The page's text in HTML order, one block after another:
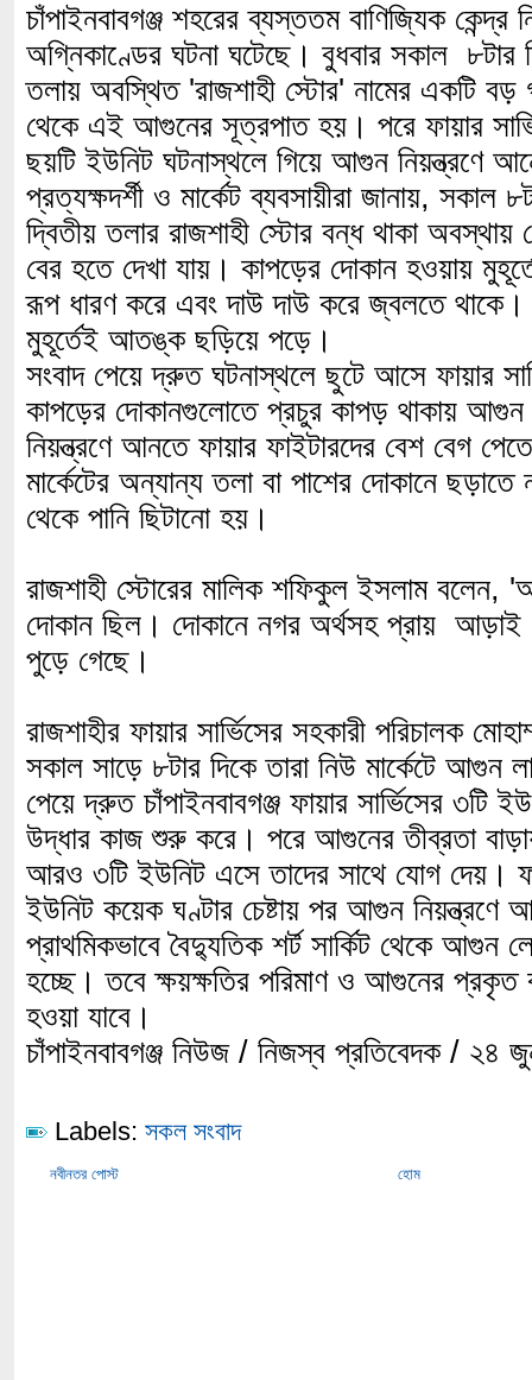
চাঁপাইনবাবগঞ্জ শহরের ব্যস্ততম বাণিজ্যিক কেন্দ্র
অগ্নিকাণ্ডের ঘটনা ঘটেছে। বুধবার সকাল ৮টার
তলায় অবস্থিত 'রাজশাহী স্টোর' নামের একটি বড়
থেকে এই আগুনের সূত্রপাত হয়। পরে ফায়ার
ছয়টি ইউনিট ঘটনাস্থলে গিয়ে আগুন নিয়ন্ত্রণে
প্রত্যক্ষদর্শী ও মার্কেট ব্যবসায়ীরা জানায়, সকাল
দ্বিতীয় তলার রাজশাহী স্টোর বন্ধ থাকা
বের হতে দেখা যায়। কাপড়ের দোকান হওয়ায়
রূপ ধারণ করে এবং দাউ দাউ করে জ্বলতে থাকে।
মুহূর্তেই আতঙ্ক ছড়িয়ে পড়ে।
সংবাদ পেয়ে দ্রুত ঘটনাস্থলে ছুটে আসে ফায়ার
কাপড়ের দোকানগুলোতে প্রচুর কাপড় থাকায়
নিয়ন্ত্রণে আনতে ফায়ার ফাইটারদের বেশ বেগ
মার্কেটের অন্যান্য তলা বা পাশের দোকানে ছড়াতে
থেকে পানি ছিটানো হয়।
রাজশাহী স্টোরের মালিক শফিকুল ইসলাম বলেন,
দোকান ছিল। দোকানে নগর অর্থসহ প্রায় আড়াই
পুড়ে গেছে।
রাজশাহীর ফায়ার সার্ভিসের সহকারী পরিচালক
সকাল সাড়ে ৮টার দিকে তারা নিউ মার্কেটে আগুন
পেয়ে দ্রুত চাঁপাইনবাবগঞ্জ ফায়ার সার্ভিসের ৩টি
উদ্ধার কাজ শুরু করে। পরে আগুনের তীব্রতা
আরও ৩টি ইউনিট এসে তাদের সাথে যোগ দেয়।
ইউনিট কয়েক ঘণ্টার চেষ্টায় পর আগুন
প্রাথমিকভাবে বৈদ্যুতিক শর্ট সার্কিট থেকে আগুন
হচ্ছে। তবে ক্ষয়ক্ষতির পরিমাণ ও আগুনের প্রকৃত
হওয়া যাবে।
চাঁপাইনবাবগঞ্জ নিউজ / নিজস্ব প্রতিবেদক / ২৪
Labels: সকল সংবাদ
নবীনতর পোস্ট হোম